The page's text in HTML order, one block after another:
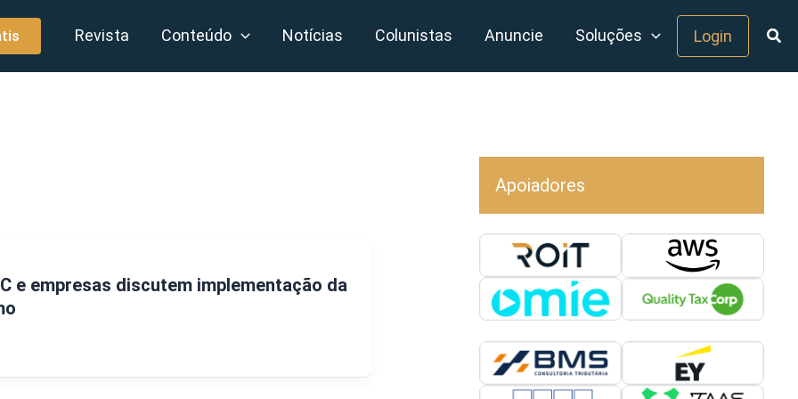
Revista Conteúdo Notícias Colunistas Anuncie Soluções Login
e empresas discutem implementação da
Apoiadores